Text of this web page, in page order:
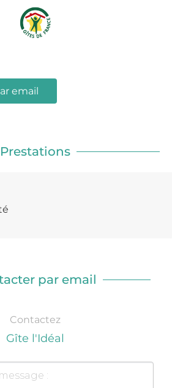
email
Prestations
par email
Contactez
Gîte l'Idéal